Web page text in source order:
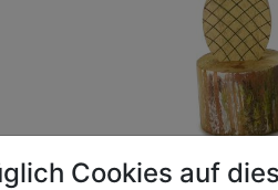
Cookies auf